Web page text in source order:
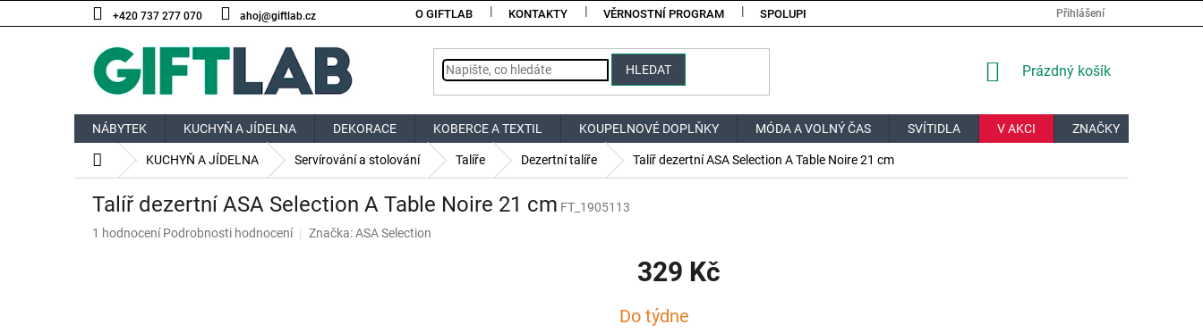
na
+420 737 277 070 ahoj@giftlab.cz O GIFTLAB KONTAKTY VĚRNOSTNÍ PROGRAM SPOLUPRÁCE JAK NAKUPOVAT?Přihlášení
HLEDAT
NÁKUPNÍ
Prázdný košík
NÁBYTEK KUCHYŇ A JÍDELNA DEKORACE KOBERCE A TEXTIL KOUPELNOVÉ DOPLŇKY MÓDA A VOLNÝ ČAS SVÍTIDLA V AKCI ZNAČKY
Domů KUCHYŇ A JÍDELNA Servírování a stolování Talíře Dezertní talíře Talíř dezertní ASA Selection A Table Noire 21 cm
Talíř dezertní ASA Selection A Table Noire 21 cm FT_1905113
Průměrné
1 hodnocení Podrobnosti hodnocení Značka:ASA Selection
329 Kč
cena:
Do týdne